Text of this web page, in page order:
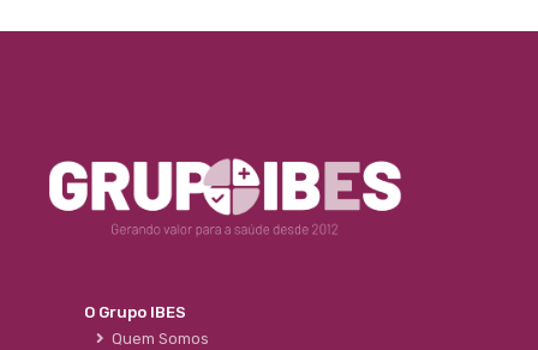
O Grupo IBES
Quem Somos